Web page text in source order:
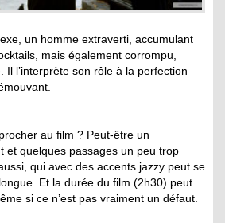
un homme extraverti, accumulant
mais également corrompu,
Il l’interprète son rôle à la perfection
au film ? Peut-être un
et quelques passages un peu trop
qui avec des accents jazzy peut se
Et la durée du film (2h30) peut
si ce n’est pas vraiment un défaut.